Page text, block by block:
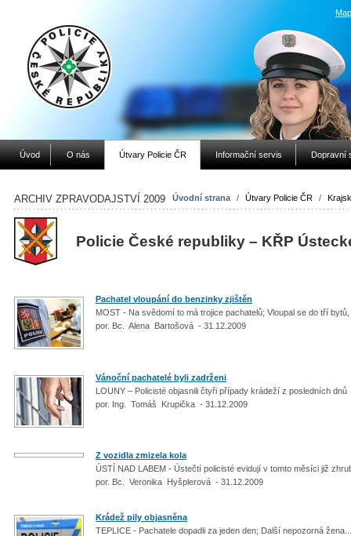
Úvod O nás Útvary Policie ČR Informační servis Dopravní
Úvodní strana / Útvary Policie ČR /
ARCHIV ZPRAVODAJSTVÍ 2009
Policie České republiky – KŘP
Pachatel vloupání do benzinky zjištěn
MOST - Na svědomí to má trojice pachatelů; Vloupal se do tří
por. Bc. Alena Bartošová - 31.12.2009
Vánoční pachatelé byli zadrženi
LOUNY – Policisté objasnili čtyři případy krádeží z posledních dnů
por. Ing. Tomáš Krupička - 31.12.2009
Z vozidla zmizela kola
ÚSTÍ NAD LABEM - Ústečtí policisté evidují v tomto měsíci již
por. Bc. Veronika Hyšplerová - 31.12.2009
Krádež pily objasněna
TEPLICE - Pachatele dopadli za jeden den; Další nepozorná